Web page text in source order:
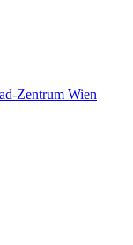
Zentrum Wien